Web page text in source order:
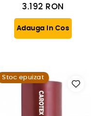
3.192 RON
Adauga In Cos
Stoc epuizat